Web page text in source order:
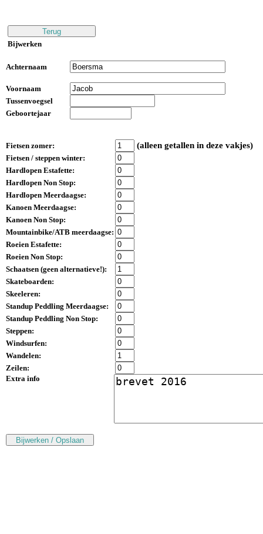
Bijwerken
Achternaam
Voornaam
Tussenvoegsel
Geboortejaar
Fietsen zomer: (alleen getallen in deze vakjes)
Fietsen / steppen winter:
Hardlopen Estafette:
Hardlopen Non Stop:
Hardlopen Meerdaagse:
Kanoen Meerdaagse:
Kanoen Non Stop:
Mountainbike/ATB meerdaagse:
Roeien Estafette:
Roeien Non Stop:
Schaatsen (geen alternatieve!):
Skateboarden:
Skeeleren:
Standup Peddling Meerdaagse:
Standup Peddling Non Stop:
Steppen:
Windsurfen:
Wandelen:
Zeilen:
Extra info